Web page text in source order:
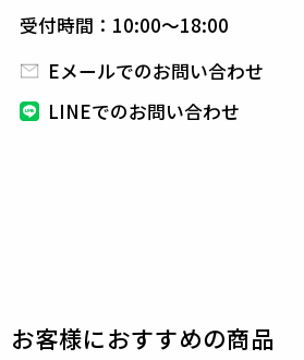
サラリとしたパウダリーなタッチ
レッチ性が特徴の ナイロン×ポリ
トレッチタフタです。 ナチュラル
受付時間：10:00～18:00
Eメールでのお問い合わせ
LINEでのお問い合わせ